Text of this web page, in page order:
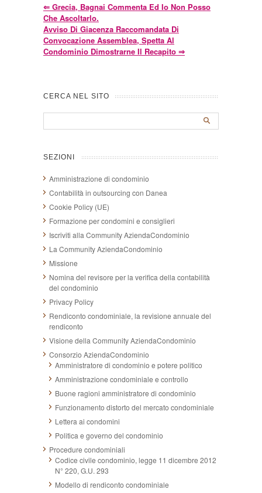
⇐ Grecia, Bagnai Commenta Ed Io Non Posso
Che Ascoltarlo.
Avviso Di Giacenza Raccomandata Di
Convocazione Assemblea, Spetta Al
Condominio Dimostrarne Il Recapito ⇒
CERCA NEL SITO
SEZIONI
Amministrazione di condominio
Contabilità in outsourcing con Danea
Cookie Policy (UE)
Formazione per condomini e consiglieri
Iscriviti alla Community AziendaCondominio
La Community AziendaCondominio
Missione
Nomina del revisore per la verifica della contabilità
del condominio
Privacy Policy
Rendiconto condominiale, la revisione annuale del
rendiconto
Visione della Community AziendaCondominio
Consorzio AziendaCondominio
Amministratore di condominio e potere politico
Amministrazione condominiale e controllo
Buone ragioni amministratore di condominio
Funzionamento distorto del mercato condominiale
Lettera ai condomini
Politica e governo del condominio
Procedure condominiali
Codice civile condominio, legge 11 dicembre 2012
N° 220, G.U. 293
Modello di rendiconto condominiale